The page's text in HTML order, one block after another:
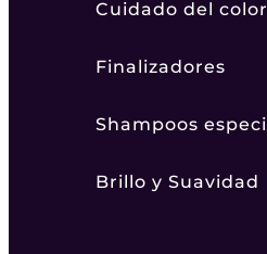
Cuidado del color
Finalizadores
Shampoos
Brillo y Suavidad